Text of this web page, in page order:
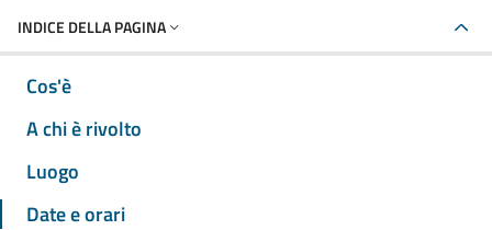
INDICE DELLA PAGINA
Cos'è
A chi è rivolto
Luogo
Date e orari